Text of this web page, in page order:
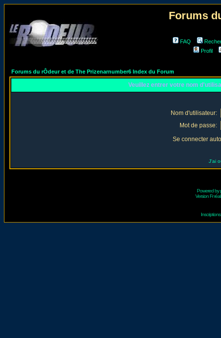
Forums
FAQ
Profil
Forums du rÔdeur et de The Prizenarnumber6 Index du Forum
Veuillez entrer votre nom
Nom d'utilisateur:
Mot de passe:
Se connecter
J'ai
Powered by
Version Fr